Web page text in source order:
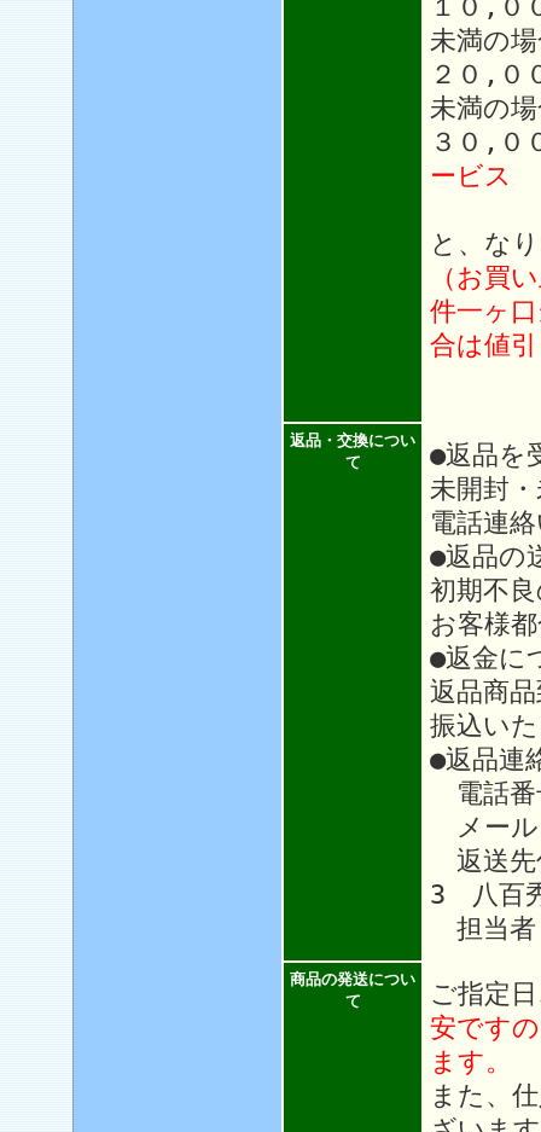
１０,０
未満の
２０,０
未満の
３０,０
ービス
と、な
（お買
件一ヶ
合は値
返品・交換につい
て
●返品を
未開封
電話連
●返品の
初期不
お客様
●返金に
返品商
振込い
●返品連
電話番
メー
返送先
3 八百
担当
商品の発送につい
て
ご指定
安です
ます。
また、